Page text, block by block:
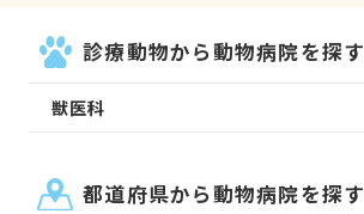
診療動物から動物病院を探す
獣医科
都道府県から動物病院を探す